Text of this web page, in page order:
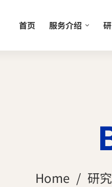
首页 服务介绍
Home 研